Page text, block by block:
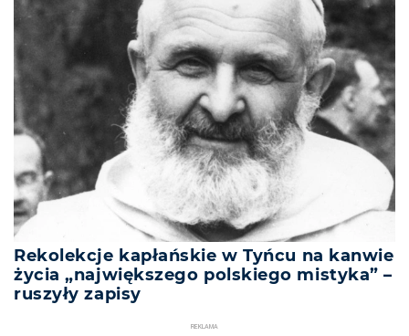
Rekolekcje kapłańskie w Tyńcu na kanwie
życia „największego polskiego mistyka” –
ruszyły zapisy
REKLAMA